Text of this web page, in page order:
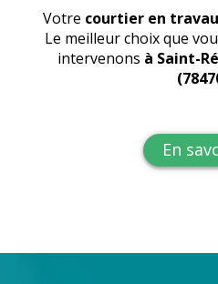
Votre courtier en
Le meilleur choix que
intervenons à Saint-
En